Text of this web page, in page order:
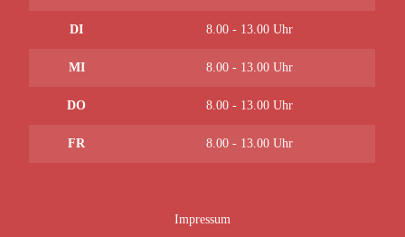
DI 8.00 - 13.00 Uhr
MI 8.00 - 13.00 Uhr
DO 8.00 - 13.00 Uhr
FR 8.00 - 13.00 Uhr
Impressum